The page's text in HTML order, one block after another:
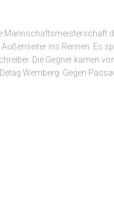
Mannschaftsmeisterschaft
ins Rennen. Es
Die Gegner kamen
Wernberg. Gegen